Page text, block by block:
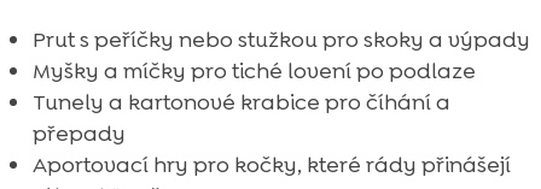
Prut s peříčky nebo stužkou pro skoky a výpady
Myšky a míčky pro tiché lovení po podlaze
Tunely a kartonové krabice pro číhání a
přepady
Aportovací hry pro kočky, které rády přinášejí